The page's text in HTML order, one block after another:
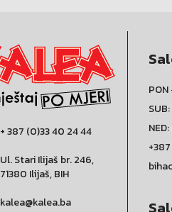
+ 387 (0)33 40 24 44
Ul. Stari Ilijaš br. 246,
71380 Ilijaš, BIH
kalea@kalea.ba